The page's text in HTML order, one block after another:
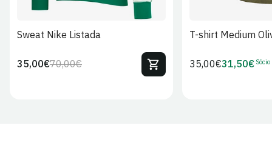
Sweat Nike Listada
Preço
70,00€Preço
35,00€
T-shirt Medium
Preço
35,00€Preço
31,50€ Sócio